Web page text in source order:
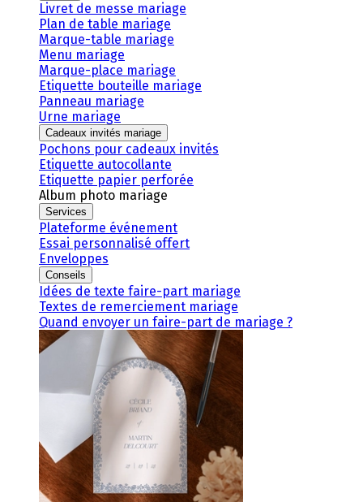
Livret de messe mariage
Plan de table mariage
Marque-table mariage
Menu mariage
Marque-place mariage
Etiquette bouteille mariage
Panneau mariage
Urne mariage
Cadeaux invités mariage
Pochons pour cadeaux invités
Etiquette autocollante
Etiquette papier perforée
Album photo mariage
Services
Plateforme événement
Essai personnalisé offert
Enveloppes
Conseils
Idées de texte faire-part mariage
Textes de remerciement mariage
Quand envoyer un faire-part de mariage ?